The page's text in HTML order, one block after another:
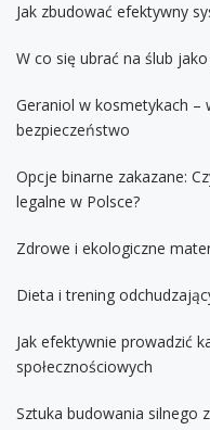
Jak zbudować efektywny
W co się ubrać na ślub
Geraniol w kosmetykach –
bezpieczeństwo
Opcje binarne zakazane:
legalne w Polsce?
Zdrowe i ekologiczne
Dieta i trening
Jak efektywnie prowadzić
społecznościowych
Sztuka budowania silnego